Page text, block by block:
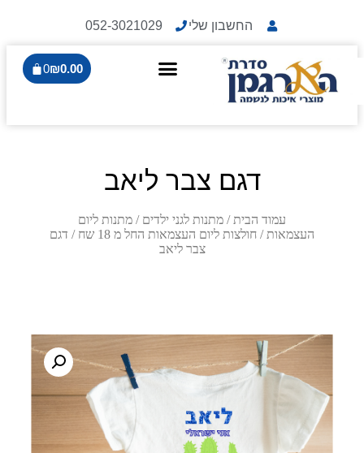
החשבון שלי 052-3021029
₪0.00
0
דגם צבר ליאב
עמוד הבית / מתנות לגני ילדים / מתנות ליום
העצמאות / חולצות ליום העצמאות החל מ 18 שח
/ דגם
צבר ליאב